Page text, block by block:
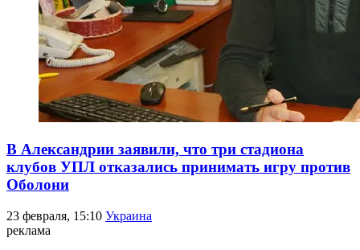
В Александрии заявили, что три стадиона
клубов УПЛ отказались принимать игру против
Оболони
23 февраля, 15:10 Украина
реклама